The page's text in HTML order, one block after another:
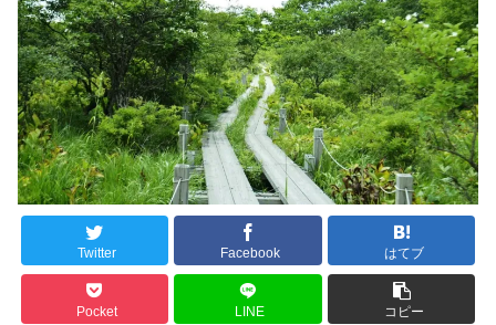
Twitter Facebook はてブ
Pocket LINE コピー